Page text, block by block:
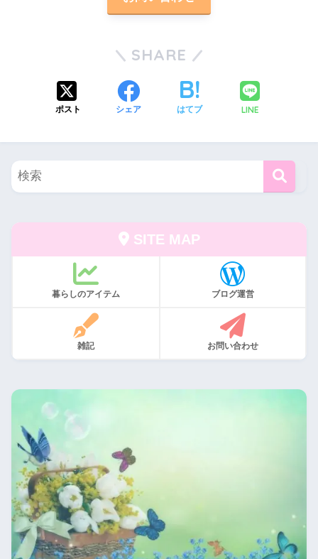
SHARE
ポスト シェア はてブ LINE
SITE MAP
暮らしのアイテム ブログ運営
雑記 お問い合わせ